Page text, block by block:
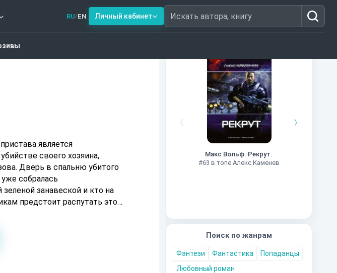
RU/EN Личный кабинет Искать автора, книгу
Книги из топ-100
Макс Вольф. Рекрут.
#63 в топе Алекс Каменев
Поиск по жанрам
Фэнтези Фантастика
Попаданцы
Любовный роман
является
своего хозяина,
Дверь в спальню убитого
собралась
занавеской и кто на
предстоит распутать это
нелепостей.